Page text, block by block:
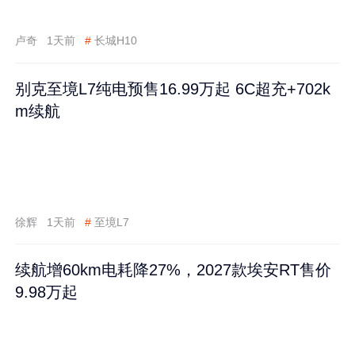
卢奇 1天前 # 长城H10
别克至境L7纯电预售16.99万起 6C超充+702k
m续航
徐辉 1天前 # 至境L7
续航增60km电耗降27%，2027款埃安RT售价
9.98万起